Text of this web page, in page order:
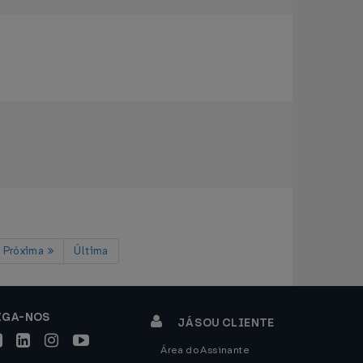
Próxima Última
NOS JÁ SOU CLIENTE
Área do Assinante